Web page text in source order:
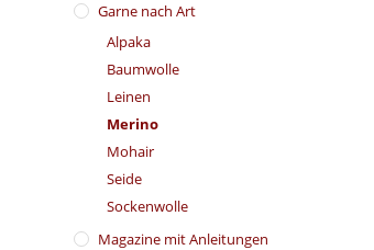
Garne nach Art
Alpaka
Baumwolle
Leinen
Merino
Mohair
Seide
Sockenwolle
Magazine mit Anleitungen